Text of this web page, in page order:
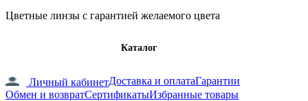
Цветные линзы с гарантией желаемого цвета
Каталог
Личный кабинетДоставка и оплатаГарантии
Обмен и возвратСертификатыИзбранные товары